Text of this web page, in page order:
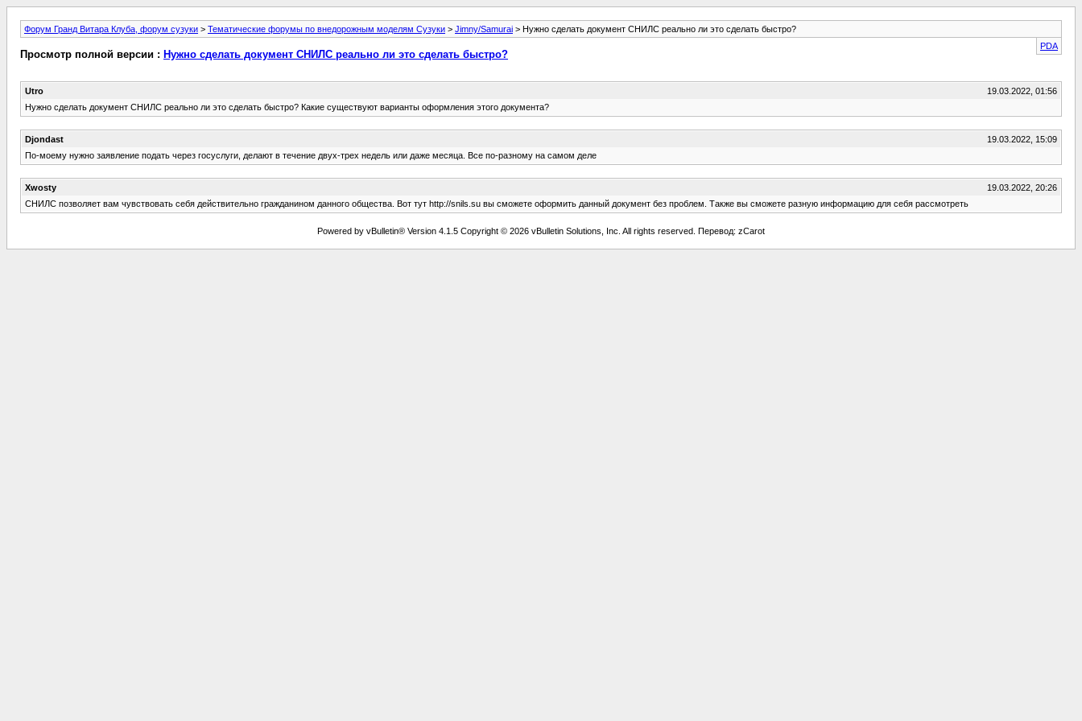
Форум Гранд Витара Клуба, форум сузуки > Тематические форумы по внедорожным моделям Сузуки > Jimny/Samurai > Нужно сделать документ СНИЛС реально ли это сделать быстро?
PDA
Просмотр полной версии : Нужно сделать документ СНИЛС реально ли это сделать быстро?
Utro
19.03.2022, 01:56
Нужно сделать документ СНИЛС реально ли это сделать быстро? Какие существуют варианты оформления этого документа?
Djondast
19.03.2022, 15:09
По-моему нужно заявление подать через госуслуги, делают в течение двух-трех недель или даже месяца. Все по-разному на самом деле
Xwosty
19.03.2022, 20:26
СНИЛС позволяет вам чувствовать себя действительно гражданином данного общества. Вот тут http://snils.su вы сможете оформить данный документ без проблем. Также вы сможете разную информацию для себя рассмотреть
Powered by vBulletin® Version 4.1.5 Copyright © 2026 vBulletin Solutions, Inc. All rights reserved. Перевод: zCarot